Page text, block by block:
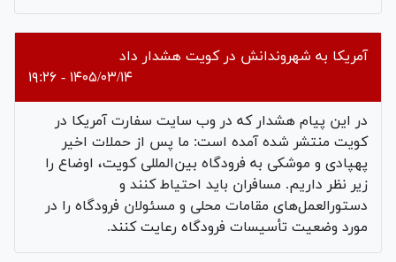
آمریکا به شهروندانش در کویت هشدار داد
۱۴۰۵/۰۳/۱۴ - ۱۹:۲۶
در این پیام هشدار که در وب سایت سفارت آمریکا در
کویت منتشر شده آمده است: ما پس از حملات اخیر
پهپادی و موشکی به فرودگاه بین‌المللی کویت، اوضاع را
زیر نظر داریم. مسافران باید احتیاط کنند و
دستورالعمل‌های مقامات محلی و مسئولان فرودگاه را در
مورد وضعیت تأسیسات فرودگاه رعایت کنند.